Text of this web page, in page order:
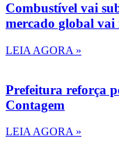
Combustível vai
mercado global
LEIA AGORA »
Prefeitura reforça
Contagem
LEIA AGORA »